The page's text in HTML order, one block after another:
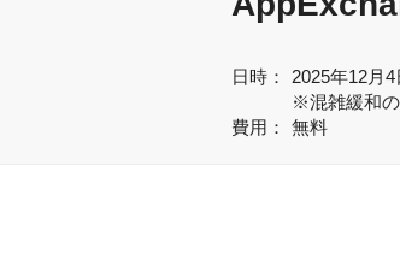
日時：
2025年12月
※混雑緩和の
費用：
無料